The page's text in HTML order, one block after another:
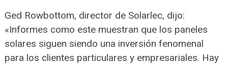
Ged Rowbottom, director de Solarlec, dijo:
«Informes como este muestran que los paneles
solares siguen siendo una inversión fenomenal
para los clientes particulares y empresariales. Hay